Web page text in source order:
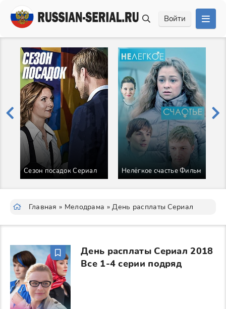
Войти
Сезон посадок Сериал Нелёгкое счастье Фильм
Главная » Мелодрама » День расплаты Сериал
День расплаты Сериал 2018
Все 1-4 серии подряд